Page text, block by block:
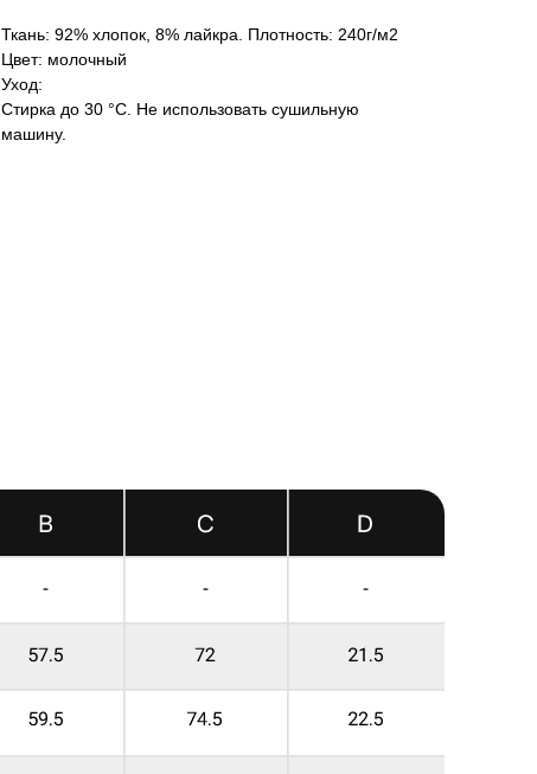
Ткань: 92% хлопок, 8% лайкра. Плотность: 240г/м2
Цвет: молочный
Уход:
Стирка до 30 °C. Не использовать сушильную
машину.